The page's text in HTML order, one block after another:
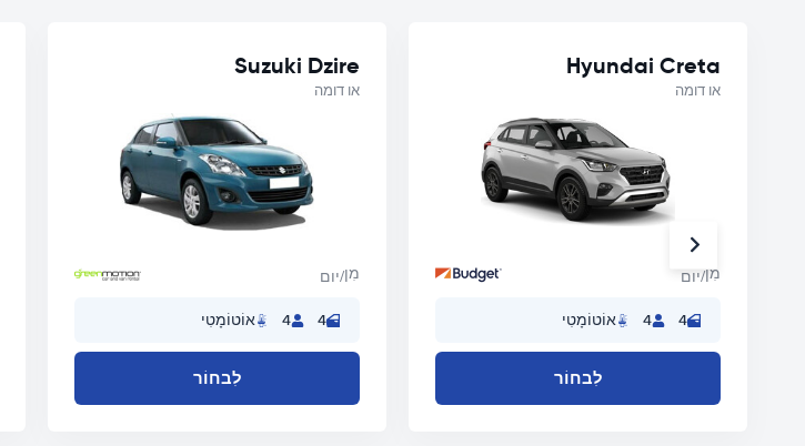
Hyundai Creta
או דומה
מִן/יום
4
4 אוֹטוֹמָטִי
לִבחוֹר
Suzuki Dzire
או דומה
מִן/יום
4
4 אוֹטוֹמָטִי
לִבחוֹר